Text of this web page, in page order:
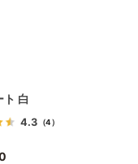
ト 白
4.3 （4）